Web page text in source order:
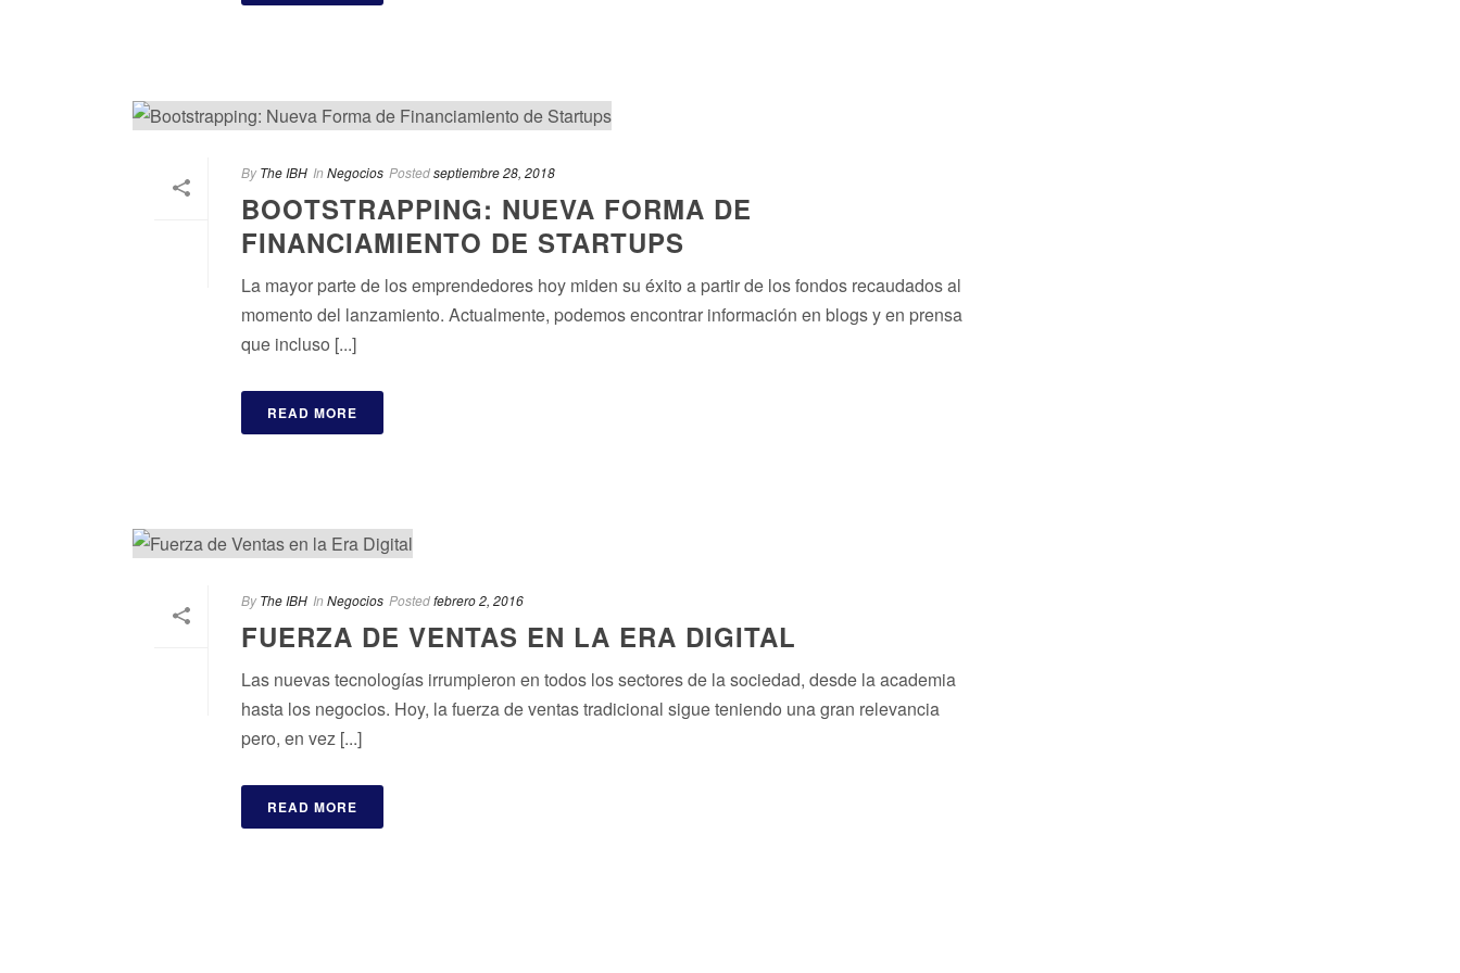
By The IBH In Negocios Postedseptiembre 28, 2018
BOOTSTRAPPING: NUEVA FORMA DE
FINANCIAMIENTO DE STARTUPS
La mayor parte de los emprendedores hoy miden su éxito a partir de los fondos recaudados al
momento del lanzamiento. Actualmente, podemos encontrar información en blogs y en prensa
que incluso [...]
READ MORE
By The IBH In Negocios Postedfebrero 2, 2016
FUERZA DE VENTAS EN LA ERA DIGITAL
Las nuevas tecnologías irrumpieron en todos los sectores de la sociedad, desde la academia
hasta los negocios. Hoy, la fuerza de ventas tradicional sigue teniendo una gran relevancia
pero, en vez [...]
READ MORE